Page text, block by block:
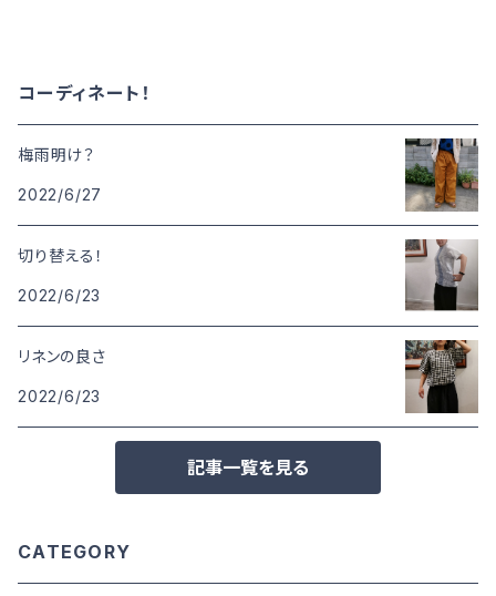
コーディネート！
梅雨明け？
2022/6/27
切り替える！
2022/6/23
リネンの良さ
2022/6/23
記事一覧を見る
CATEGORY